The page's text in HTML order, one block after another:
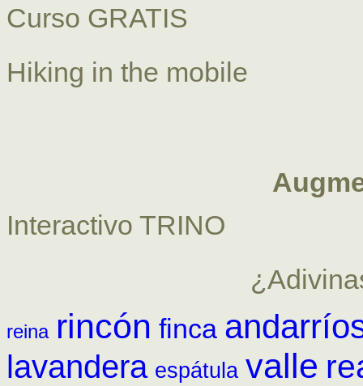
Curso GRATIS
Hiking in the mobile
Interactivo TRINO
reina rincón finca
lavandera espátula valle